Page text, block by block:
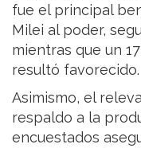
fue el principal
Milei al poder,
mientras que un
resultó favorecido.
Asimismo, el
respaldo a la
encuestados